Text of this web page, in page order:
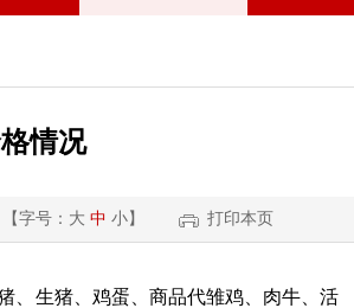
情况
【字号： 大 中 小】 打印本页
、 生猪、鸡蛋、商品代雏鸡、 肉牛 、活